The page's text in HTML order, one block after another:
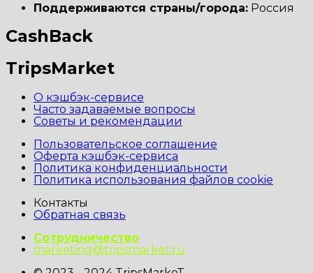
Поддерживаются страны/города: Россия
CashBack
TripsMarket
О кэшбэк-сервисе
Часто задаваемые вопросы
Советы и рекомендации
Пользовательское соглашение
Оферта кэшбэк-сервиса
Политика конфиденциальности
Политика использования файлов cookie
Контакты
Обратная связь
Сотрудничество
marketing@tripsmarket.ru